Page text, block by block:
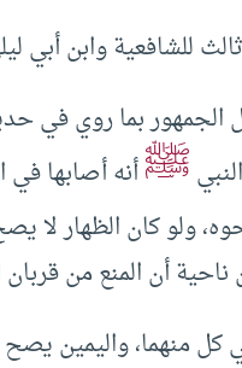
للشافعية وابن أبي
الجمهور بما روي في
ﷺأنه أصابها
ولو كان الظهار لا
ناحية أن المنع من
كل منهما، واليمين